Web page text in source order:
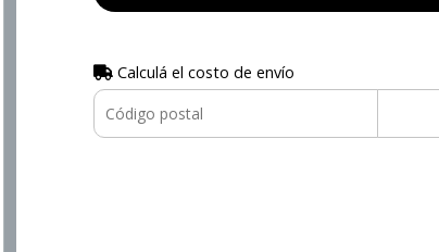
Calculá el costo de envío